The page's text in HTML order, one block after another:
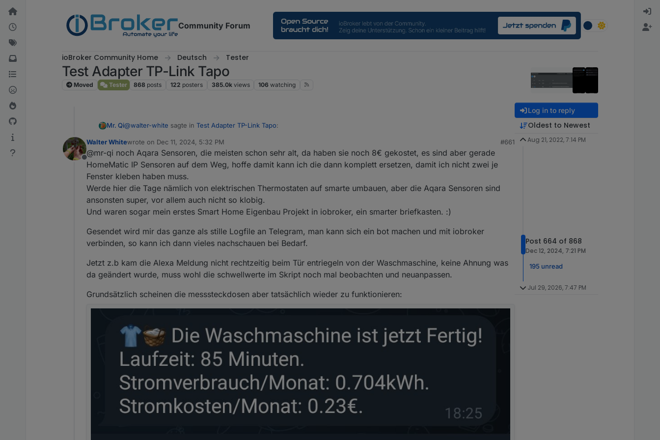
Skip to content
Community Forum
ioBroker Community Home Deutsch Tester
Test Adapter TP-Link Tapo
Moved Tester 868 posts 122 posters 385.0k views 106 watching
Mr. Qi@walter-white sagte in Test Adapter TP-Link Tapo:
@mr-qi ich habe auch eine gute Nachricht, meine Frau hat gerade eine Waschmaschine angeschmissen und
anscheinend hat das komplette neu machen in der App und mit der neuesten Beta das Problem mit der Steckdose
Jetzt müssen wir nur noch auf das App Update von TP-Link warten damit die Kameras wieder gehen und dann ist alles
wieder gut!
mit welchem gerät realisierst du Haustür bzw. kann mann das auch für Fenster umsetzen. und es sieht ja so aus als ob dein
IOB mit dir per Whatsapp schreibt 👍 läuft das gut kann man das empfehlen?
Offline
Walter Whitewrote on Dec 11, 2024, 5:32 PM
last edited by
#661
@mr-qi noch Aqara Sensoren, die meisten schon sehr alt, da haben sie noch 8€ gekostet, es sind aber gerade
HomeMatic IP Sensoren auf dem Weg, hoffe damit kann ich die dann komplett ersetzen, damit ich nicht zwei je
Fenster kleben haben muss.
Werde hier die Tage nämlich von elektrischen Thermostaten auf smarte umbauen, aber die Aqara Sensoren sind
ansonsten super, vor allem auch nicht so klobig.
Und waren sogar mein erstes Smart Home Eigenbau Projekt in iobroker, ein smarter briefkasten. :)
Gesendet wird mir das ganze als stille Logfile an Telegram, man kann sich ein bot machen und mit iobroker
verbinden, so kann ich dann vieles nachschauen bei Bedarf.
Jetzt z.b kam die Alexa Meldung nicht rechtzeitig beim Tür entriegeln von der Waschmaschine, keine Ahnung was
da geändert wurde, muss wohl die schwellwerte im Skript noch mal beobachten und neuanpassen.
Grundsätzlich scheinen die messsteckdosen aber tatsächlich wieder zu funktionieren:
Log in to reply
Oldest to Newest
Aug 21, 2022, 7:14 PM
Post 664 of 868
Dec 12, 2024, 7:21 PM
195 unread
Jul 29, 2026, 7:47 PM